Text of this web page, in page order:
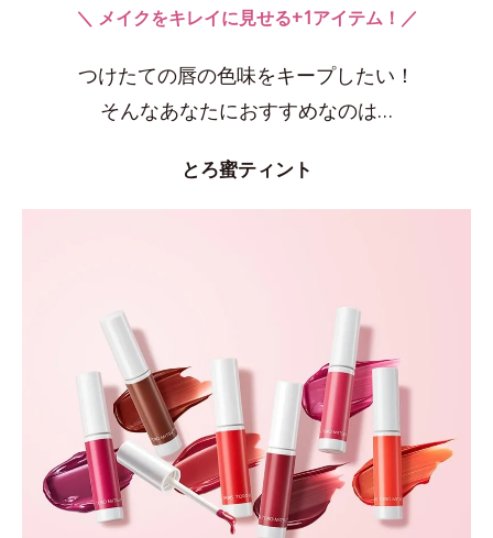
＼ メイクをキレイに見せる+1アイテム！／
つけたての唇の色味をキープしたい！
そんなあなたにおすすめなのは…
とろ蜜ティント